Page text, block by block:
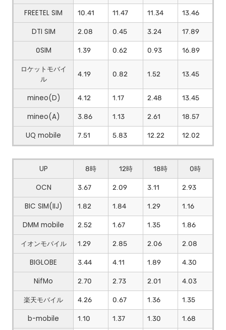
FREETEL SIM
10.41 11.47 11.34
13.46
DTI SIM
2.08 0.45 3.24
17.89
0SIM
1.39 0.62 0.93
16.89
ロケットモバイ
ル
4.19 0.82 1.52 13.45
mineo(D) 4.12 1.17 2.48
13.45
mineo(A)
3.86 1.13 2.61
18.57
UQ mobile
7.51 5.83 12.22 12.02
UP 8時 12時 18時
0時
OCN
3.67 2.09 3.11
2.93
BIC SIM(IIJ)
1.82 1.84 1.29
1.16
DMM mobile
2.52 1.67 1.35
1.86
イオンモバイル
1.29 2.85 2.06
2.08
BIGLOBE
3.44 4.11 1.89
4.30
NifMo
2.70 2.73 2.01
4.03
楽天モバイル
4.26 0.67 1.36
1.35
b-mobile
1.10 1.37 1.30
1.68